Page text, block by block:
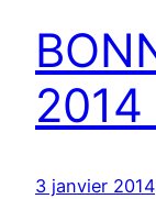
2014
3 janvier 2014